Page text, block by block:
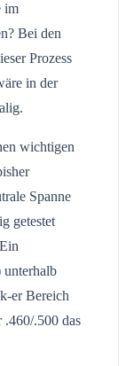
im
Bei den
Prozess
in der
wichtigen
Spanne
getestet
unterhalb
er Bereich
.500 das